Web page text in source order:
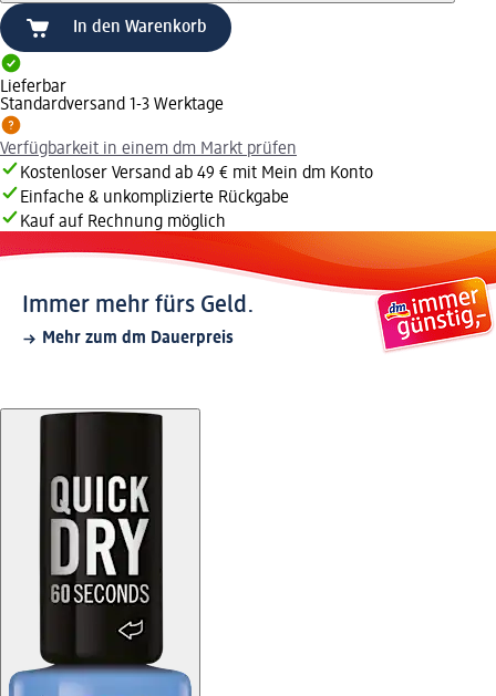
In den Warenkorb
Lieferbar
Standardversand 1-3 Werktage
Verfügbarkeit in einem dm Markt prüfen
Kostenloser Versand ab 49 € mit Mein dm Konto
Einfache & unkomplizierte Rückgabe
Kauf auf Rechnung möglich
Immer mehr fürs Geld.
Mehr zum dm Dauerpreis